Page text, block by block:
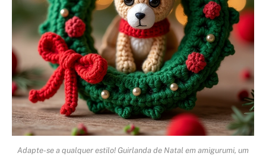
Adapte-se a qualquer estilo! Guirlanda de Natal em amigurumi, um